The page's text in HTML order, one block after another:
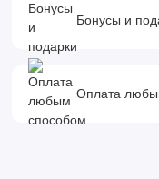
Бонусы и
Оплата